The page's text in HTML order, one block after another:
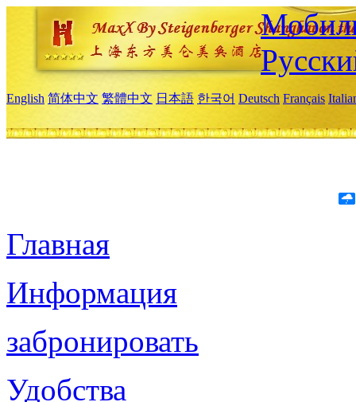
English 简体中文 繁體中文 日本語 한국어 Deutsch Français
Главная
Информация
забронировать
Удобства